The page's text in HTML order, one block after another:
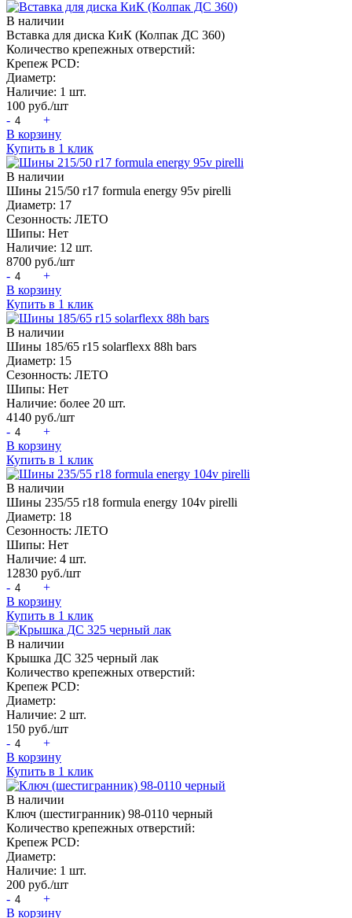
В наличии
Вставка для диска КиК (Колпак ДС 360)
Количество крепежных отверстий:
Крепеж PCD:
Диаметр:
Наличие: 1 шт.
100 руб./шт
-
+
В корзину
Купить в 1 клик
В наличии
Шины 215/50 r17 formula energy 95v pirelli
Диаметр: 17
Сезонность: ЛЕТО
Шипы: Нет
Наличие: 12 шт.
8700 руб./шт
-
+
В корзину
Купить в 1 клик
В наличии
Шины 185/65 r15 solarflexx 88h bars
Диаметр: 15
Сезонность: ЛЕТО
Шипы: Нет
Наличие: более 20 шт.
4140 руб./шт
-
+
В корзину
Купить в 1 клик
В наличии
Шины 235/55 r18 formula energy 104v pirelli
Диаметр: 18
Сезонность: ЛЕТО
Шипы: Нет
Наличие: 4 шт.
12830 руб./шт
-
+
В корзину
Купить в 1 клик
В наличии
Крышка ДС 325 черный лак
Количество крепежных отверстий:
Крепеж PCD:
Диаметр:
Наличие: 2 шт.
150 руб./шт
-
+
В корзину
Купить в 1 клик
В наличии
Ключ (шестигранник) 98-0110 черный
Количество крепежных отверстий:
Крепеж PCD:
Диаметр:
Наличие: 1 шт.
200 руб./шт
-
+
В корзину